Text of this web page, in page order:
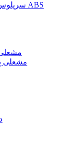
سرپلوس سمت چرخ 22 خار ABS
مشعلی
مشعلی پلوس